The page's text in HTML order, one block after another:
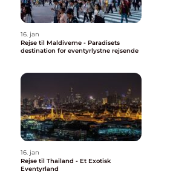
16. jan
Rejse til Maldiverne - Paradisets
destination for eventyrlystne rejsende
16. jan
Rejse til Thailand - Et Exotisk
Eventyrland